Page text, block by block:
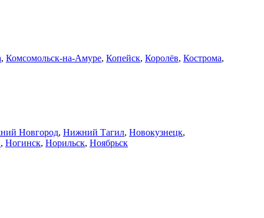
, Комсомольск-на-Амуре, Копейск, Королёв, Кострома,
Новгород, Нижний Тагил, Новокузнецк,
, Ногинск, Норильск, Ноябрьск